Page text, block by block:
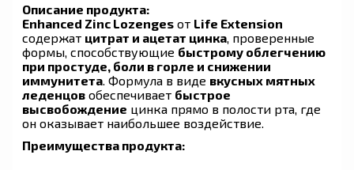
Описание продукта:
Enhanced Zinc Lozenges от Life Extension
содержат цитрат и ацетат цинка , проверенные
формы, способствующие быстрому облегчению
при простуде, боли в горле и снижении
иммунитета . Формула в виде вкусных мятных
леденцов обеспечивает быстрое
высвобождение цинка прямо в полости рта, где
он оказывает наибольшее воздействие.
Преимущества продукта: